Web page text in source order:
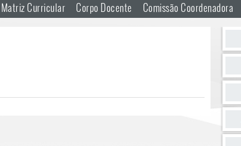
Matriz Curricular Corpo Docente Comissão Coordenadora